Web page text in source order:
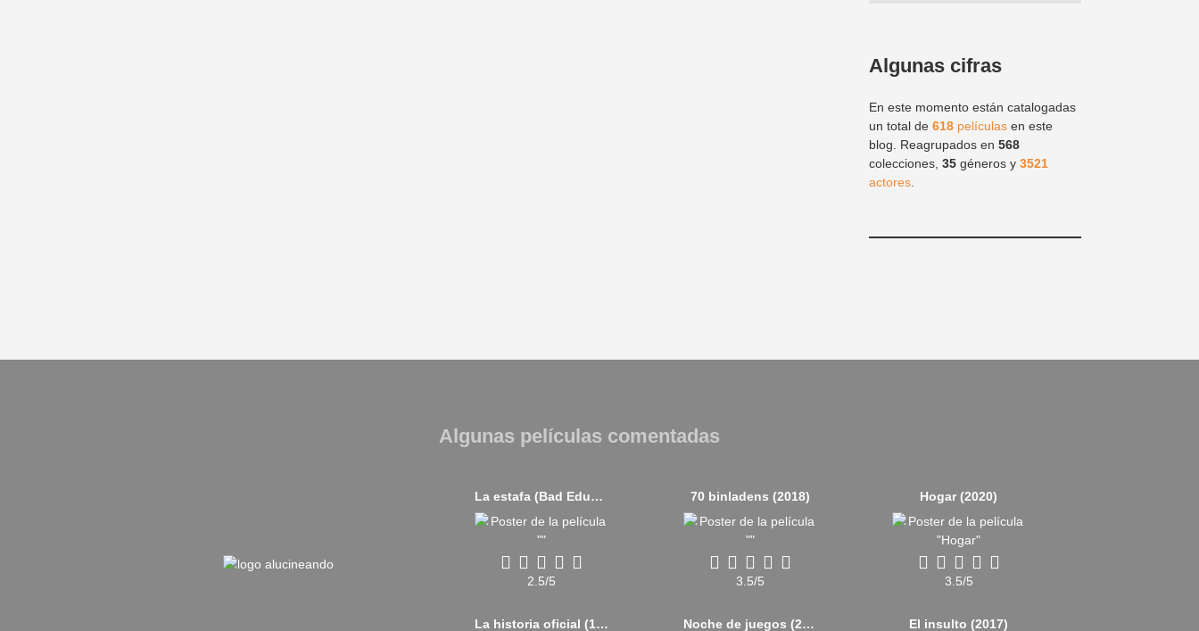
Algunas cifras
En este momento están catalogadas
un total de618 películas en este
blog. Reagrupados en568
colecciones,35 géneros y3521
actores
Algunas películas comentadas
La estafa (Bad Education) (2019)
2.5/5
70 binladens (2018)
3.5/5
Hogar (2020)
3.5/5
La historia oficial (1985) Noche de juegos (2018) El insulto (2017)